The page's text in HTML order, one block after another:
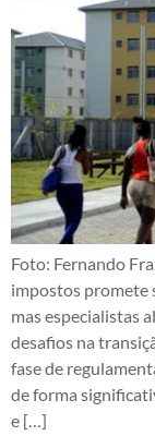
Foto: Fernando
impostos promete
mas especialistas
desafios na
fase de
de forma
e […]